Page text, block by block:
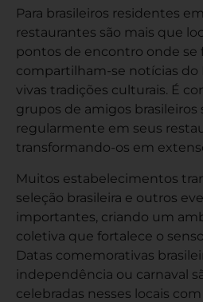
Para brasileiros residentes
restaurantes são mais que
pontos de encontro onde se
compartilham-se notícias do
vivas tradições culturais. É
grupos de amigos brasileiros
regularmente em seus
transformando-os em
Muitos estabelecimentos
seleção brasileira e outros
importantes, criando um
coletiva que fortalece o
Datas comemorativas
independência ou carnaval
celebradas nesses locais